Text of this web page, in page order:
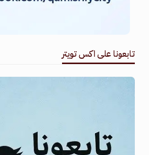
تابعونا على اكس تويتر